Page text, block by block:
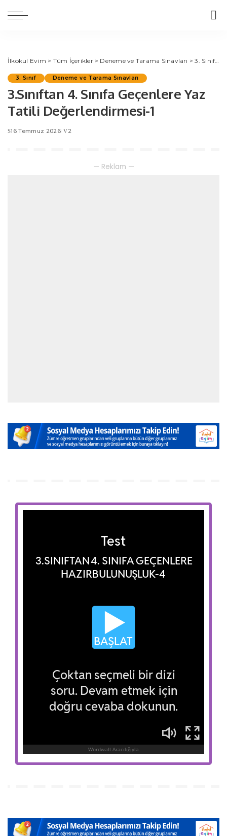
İlkokul Evim > Tüm İçerikler> Deneme ve Tarama Sınavları >3. Sınıf>
3. Sınıf Deneme ve Tarama Sınavları
3.Sınıftan 4. Sınıfa Geçenlere Yaz
Tatili Değerlendirmesi-1
16 Temmuz 2026 2
— Reklam —